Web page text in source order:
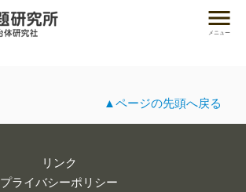
メニュー
▲ページの先頭へ戻る
リンク
プライバシーポリシー